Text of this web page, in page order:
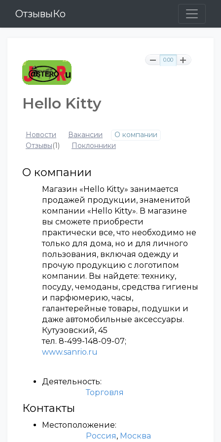
ОтзывыКо
0.00
Hello Kitty
Новости Вакансии
О компании
Отзывы(1) Поклонники
О компании
Магазин «Hello Kitty» занимается
продажей продукции, знаменитой
компании «Hello Kitty». В магазине
вы сможете приобрести
практически все, что необходимо не
только для дома, но и для личного
пользования, включая одежду и
прочую продукцию с логотипом
компании. Вы найдете: технику,
посуду, чемоданы, средства гигиены
и парфюмерию, часы,
галантерейные товары, подушки и
даже автомобильные аксессуары.
Кутузовский, 45
тел. 8-499-148-09-07;
www.sanrio.ru
Деятельность:
Торговля
Контакты
Местоположение:
Россия, Москва